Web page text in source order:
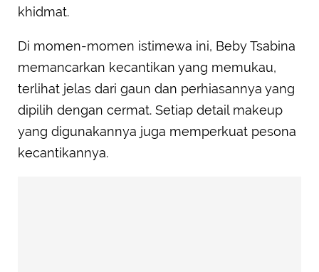
khidmat.
Di momen-momen istimewa ini, Beby Tsabina
memancarkan kecantikan yang memukau,
terlihat jelas dari gaun dan perhiasannya yang
dipilih dengan cermat. Setiap detail makeup
yang digunakannya juga memperkuat pesona
kecantikannya.